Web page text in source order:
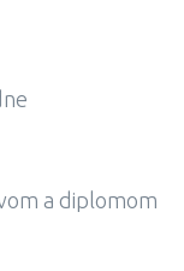
a diplomom